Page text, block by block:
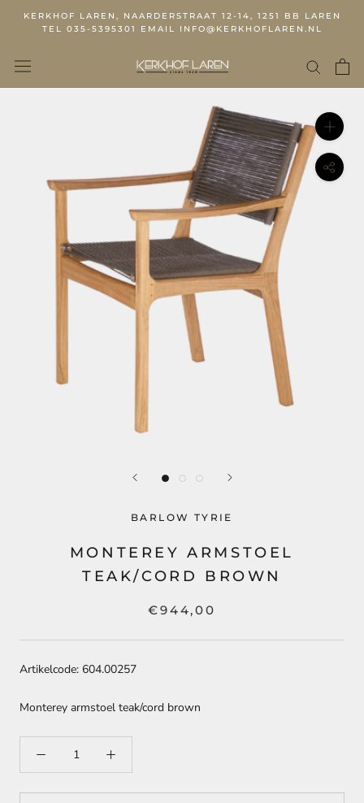
KERKHOF LAREN, NAARDERSTRAAT 12-14, 1251 BB LAREN
TEL 035-5395301 EMAIL INFO@KERKHOFLAREN.NL
BARLOW TYRIE
MONTEREY ARMSTOEL
TEAK/CORD BROWN
€944,00
Artikelcode: 604.00257
Monterey armstoel teak/cord brown